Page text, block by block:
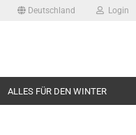
Deutschland Login
ALLES FÜR DEN WINTER